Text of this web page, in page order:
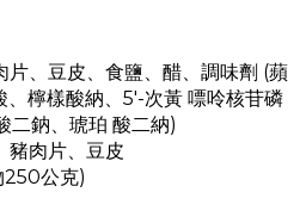
片、豆皮、食鹽、醋、調味劑 (蘋
檸樣酸納、5'-次黃 嘌呤核苷磷
二鈉、琥珀 酸二納)
豬肉片、豆皮
250公克)